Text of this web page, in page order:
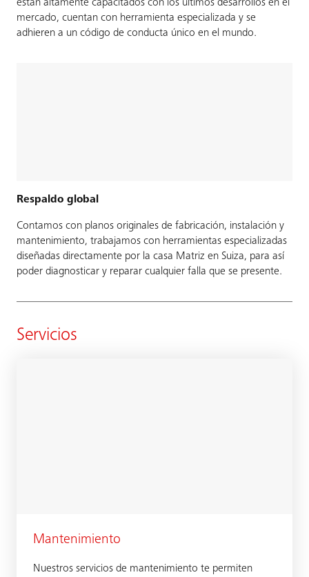
están altamente capacitados con los últimos desarrollos en el
mercado, cuentan con herramienta especializada y se
adhieren a un código de conducta único en el mundo.
Respaldo global
Contamos con planos originales de fabricación, instalación y
mantenimiento, trabajamos con herramientas especializadas
diseñadas directamente por la casa Matriz en Suiza, para así
poder diagnosticar y reparar cualquier falla que se presente.
Servicios
Mantenimiento
Nuestros servicios de mantenimiento te permiten